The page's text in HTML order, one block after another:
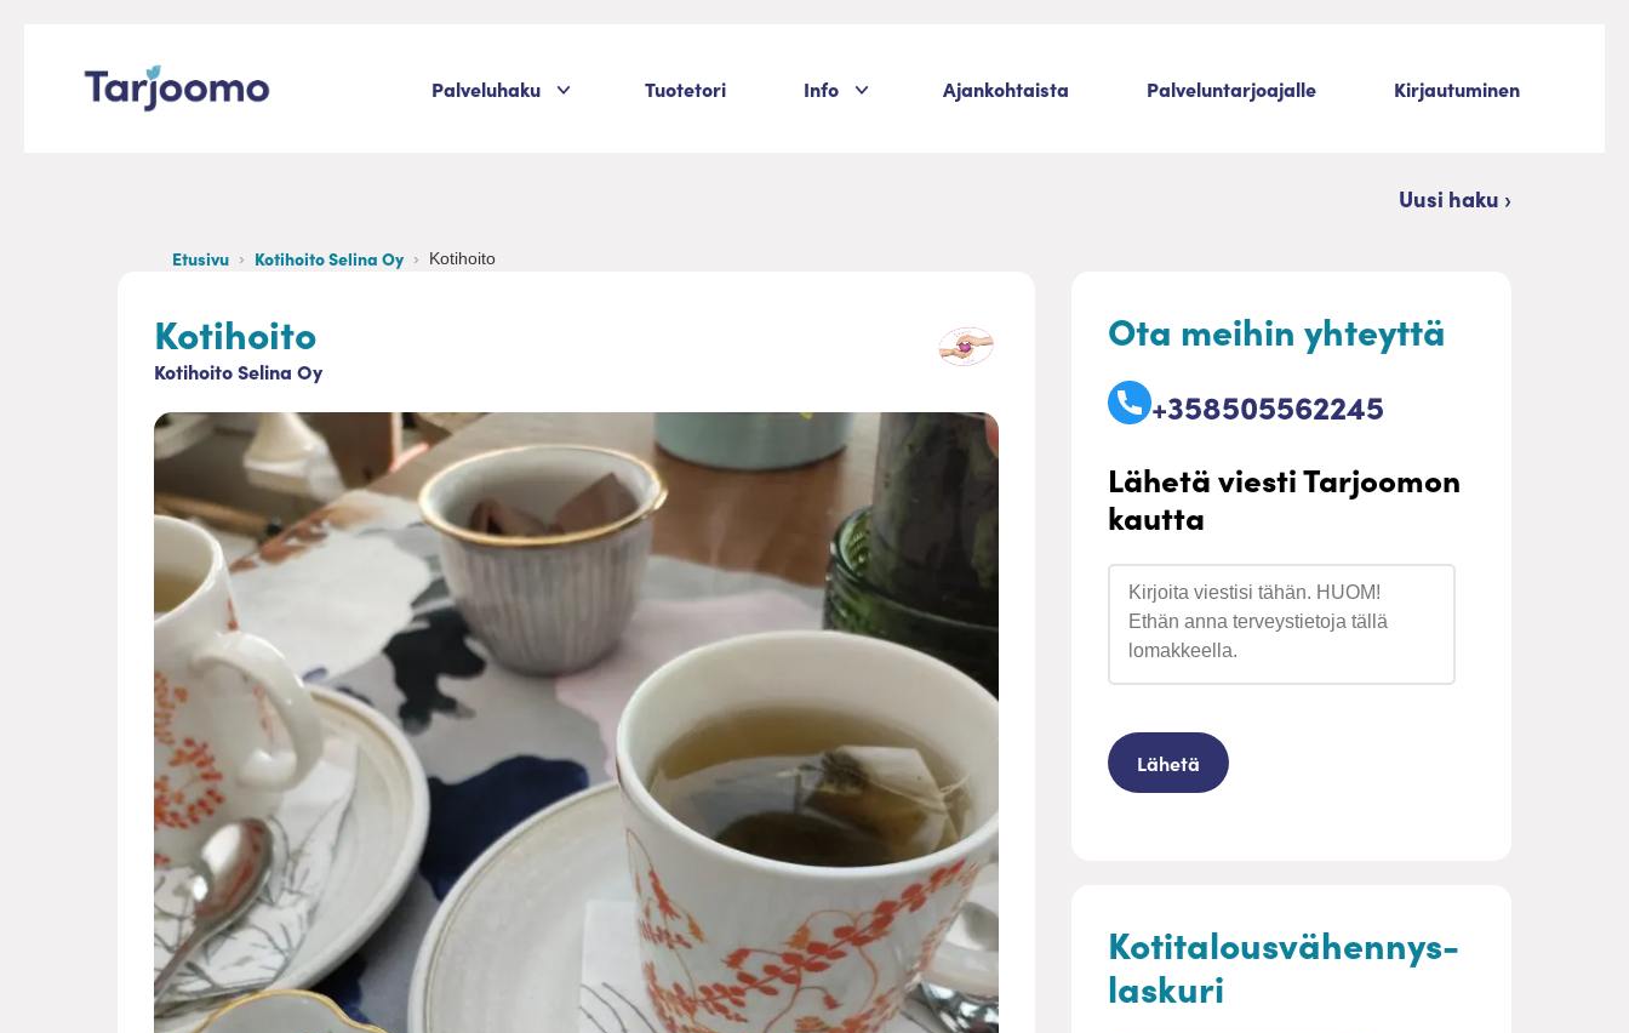
Palveluhaku Palvelukategoriat
Tuotetori Info Palvelukategoriat
Ajankohtaista Palveluntarjoajalle Kirjautuminen
Uusi haku ›
Etusivu Kotihoito Selina Oy Kotihoito
Kotihoito
Kotihoito Selina Oy
Ota meihin yhteyttä
+358505562245
Lähetä viesti Tarjoomon
kautta
Kotitalousvähennys-
laskuri